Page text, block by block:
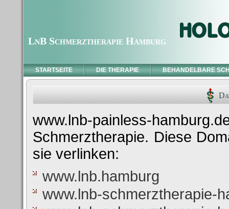
LnB Schmerztherapie Hamburg
STARTSEITE DIE THERAPIE BEHANDELBARE
www.lnb-painless-
Schmerztherapie. Diese
sie verlinken:
www.lnb.hamburg
www.lnb-schmerztherapie-